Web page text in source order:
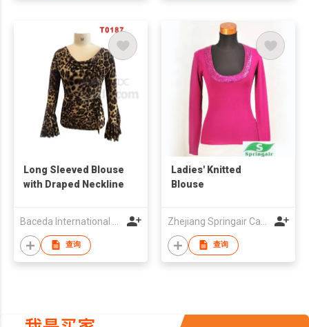
Long Sleeved Blouse
with Draped Neckline
查询
Ladies' Knitted
Blouse
查询